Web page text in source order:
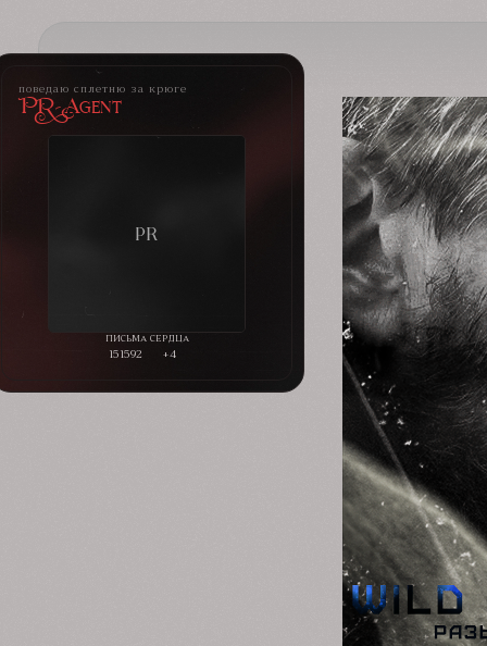
поведаю сплетню за крюге
PR-Agent
151592 +4